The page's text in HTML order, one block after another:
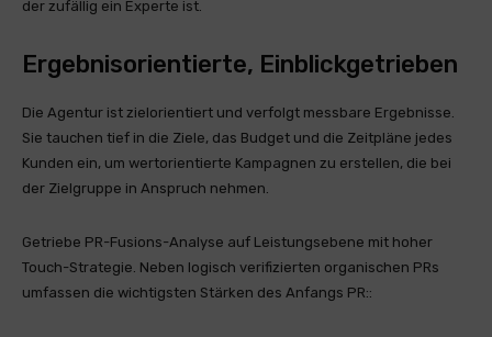
der zufällig ein Experte ist.
Ergebnisorientierte, Einblickgetrieben
Die Agentur ist zielorientiert und verfolgt messbare Ergebnisse.
Sie tauchen tief in die Ziele, das Budget und die Zeitpläne jedes
Kunden ein, um wertorientierte Kampagnen zu erstellen, die bei
der Zielgruppe in Anspruch nehmen.
Getriebe PR-Fusions-Analyse auf Leistungsebene mit hoher
Touch-Strategie. Neben logisch verifizierten organischen PRs
umfassen die wichtigsten Stärken des Anfangs PR::